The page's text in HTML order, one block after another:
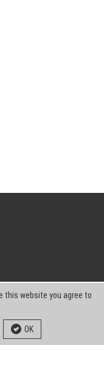
this website you agree to
OK